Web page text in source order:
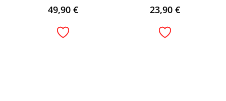
49,90€ 23,90 €